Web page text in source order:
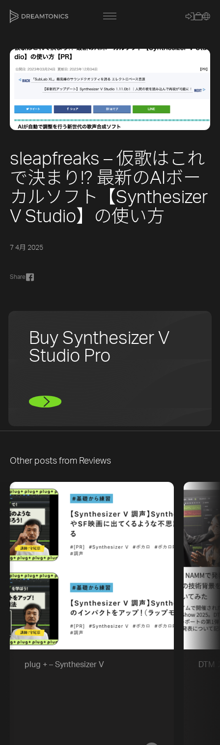
sleapfreaks – 仮歌はこれ
で決まり!? 最新のAIボー
カルソフト【Synthesizer
V Studio】の使い方
7 4月 2025
Share
Buy Synthesizer V
Studio Pro
Other posts from Reviews
plug + – Synthesizer V DTM
[title]
[about]
Trackname
Vocal Mode Loading